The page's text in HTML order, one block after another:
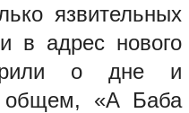
язвительных
в адрес нового
о дне и
общем, «А Баба